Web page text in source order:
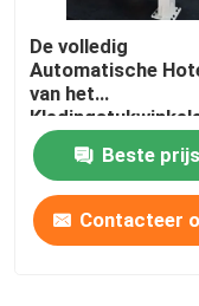
Robotonderhoud
Handheld
De Machine van
De volledig
Automatische
van het
Lassen
WerkstationsBeste prijs
Contacteer